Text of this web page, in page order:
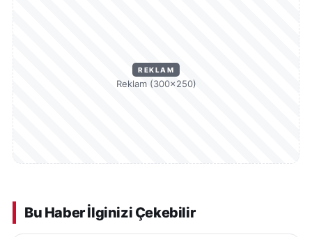
REKLAM
Reklam (300×250)
Bu Haber İlginizi Çekebilir